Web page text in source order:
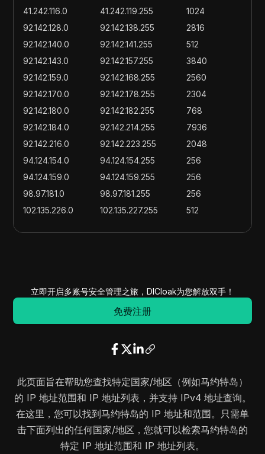
41.242.116.0
41.242.119.255
1024
92.142.128.0
92.142.138.255
2816
92.142.140.0
92.142.141.255
512
92.142.143.0
92.142.157.255
3840
92.142.159.0
92.142.168.255
2560
92.142.170.0
92.142.178.255
2304
92.142.180.0
92.142.182.255
768
92.142.184.0
92.142.214.255
7936
92.142.216.0
92.142.223.255
2048
94.124.154.0
94.124.154.255
256
94.124.159.0
94.124.159.255
256
98.97.181.0
98.97.181.255
256
102.135.226.0
102.135.227.255
512
209.198.157.0
209.198.157.255 256
立即开启多账号安全管理之旅，DICloak为您解放双手！
免费注册
此页面旨在帮助您查找特定国家/地区（例如马约特岛）
的 IP 地址范围和 IP 地址列表，并支持 IPv4 地址查询。
在这里，您可以找到马约特岛的 IP 地址和范围。只需单
击下面列出的任何国家/地区，您就可以检索马约特岛的
特定 IP 地址范围和 IP 地址列表。